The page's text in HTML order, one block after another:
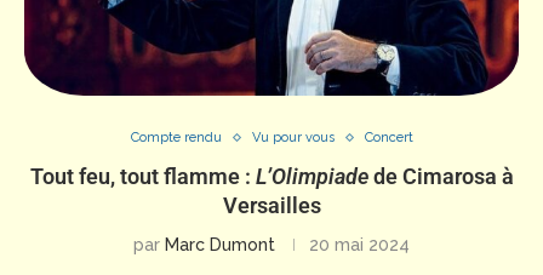
Compte rendu Vu pour vous Concert
Tout feu, tout flamme : L’Olimpiadede Cimarosa à
Versailles
par Marc Dumont 20 mai 2024